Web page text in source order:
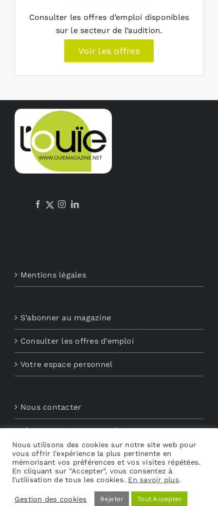
Consulter les offres d’emploi disponibles
sur le secteur de l’audition.
Voir les offres
Mentions légales
S’abonner au magazine
Consulter les offres d’emploi
Votre espace personnel
Nous contacter
Abonnements aux Newsletters
Découvrez My Audio
Nous utilisons des cookies sur notre site web pour
vous offrir l'expérience la plus pertinente en
mémorisant vos préférences et vos visites répétées.
En cliquant sur "Accepter", vous consentez à
l'utilisation de tous les cookies. En savoir plus.
Gestion des cookies Rejeter Tout Accepter